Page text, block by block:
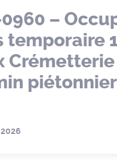
–
temporaire